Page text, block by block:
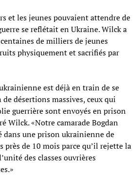
et les jeunes pouvaient attendre de
se reflétait en Ukraine. Wilck a
de milliers de jeunes
physiquement et sacrifiés par
est déjà en train de se
de désertions massives, ceux qui
guerrière sont envoyés en prison
Wilck. «Notre camarade Bogdan
dans une prison ukrainienne de
près de 10 mois parce qu’il rejette la
des classes ouvrières